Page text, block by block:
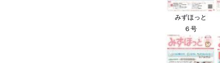
みずほっと
６号